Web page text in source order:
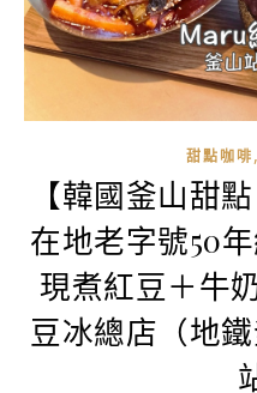
甜點咖啡,
【韓國釜山甜
在地老字號50
現煮紅豆＋牛
豆冰總店（地